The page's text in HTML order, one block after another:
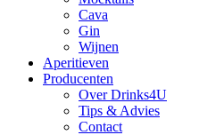
Cava
Gin
Wijnen
Aperitieven
Producenten
Over Drinks4U
Tips & Advies
Contact